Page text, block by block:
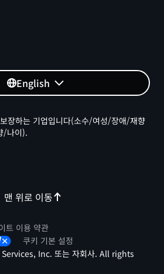
English
맨 위로 이동
장하는 기업입니다(소수/여성/장애/재향
/나이).
트 이용 약관
쿠키 기본 설정
Inc. 또는 자회사. All rights